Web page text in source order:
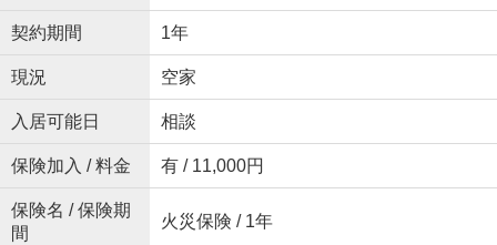
契約期間 1年
現況 空家
入居可能日 相談
保険加入 / 料金 有 / 11,000円
保険名 / 保険期
間
火災保険 / 1年